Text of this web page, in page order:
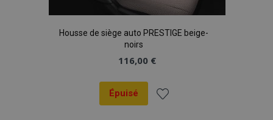
Housse de siège auto PRESTIGE beige-
noirs
116,00 €
Épuisé